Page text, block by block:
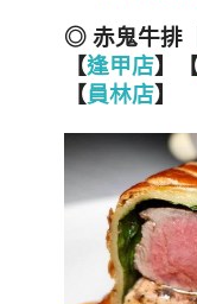
◎ 赤鬼牛排
【逢甲店】【
【員林店】